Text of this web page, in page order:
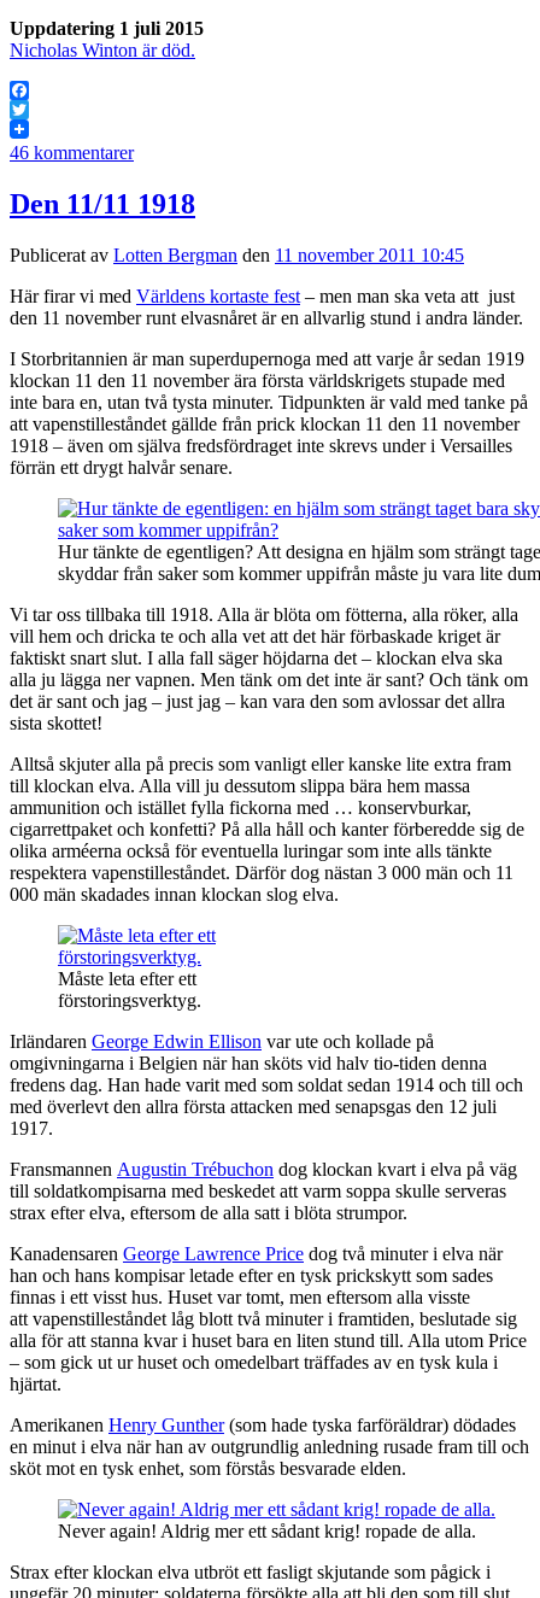
Uppdatering 1 juli 2015
Nicholas Winton är död.
Facebook
Twitter
46 kommentarer
Den 11/11 1918
Publicerat av Lotten Bergman den 11 november 2011 10:45
Här firar vi med Världens kortaste fest – men man ska veta att just
den 11 november runt elvasnåret är en allvarlig stund i andra länder.
I Storbritannien är man superdupernoga med att varje år sedan 1919
klockan 11 den 11 november ära första världskrigets stupade med
inte bara en, utan två tysta minuter. Tidpunkten är vald med tanke på
att vapenstilleståndet gällde från prick klockan 11 den 11 november
1918 – även om själva fredsfördraget inte skrevs under i Versailles
förrän ett drygt halvår senare.
Hur tänkte de egentligen? Att designa en hjälm som strängt
skyddar från saker som kommer uppifrån måste ju vara lite
Vi tar oss tillbaka till 1918. Alla är blöta om fötterna, alla röker, alla
vill hem och dricka te och alla vet att det här förbaskade kriget är
faktiskt snart slut. I alla fall säger höjdarna det – klockan elva ska
alla ju lägga ner vapnen. Men tänk om det inte är sant? Och tänk om
det är sant och jag – just jag – kan vara den som avlossar det allra
sista skottet!
Alltså skjuter alla på precis som vanligt eller kanske lite extra fram
till klockan elva. Alla vill ju dessutom slippa bära hem massa
ammunition och istället fylla fickorna med … konservburkar,
cigarrettpaket och konfetti? På alla håll och kanter förberedde sig de
olika arméerna också för eventuella luringar som inte alls tänkte
respektera vapenstilleståndet. Därför dog nästan 3 000 män och 11
000 män skadades innan klockan slog elva.
Måste leta efter ett
förstoringsverktyg.
Irländaren George Edwin Ellison var ute och kollade på
omgivningarna i Belgien när han sköts vid halv tio-tiden denna
fredens dag. Han hade varit med som soldat sedan 1914 och till och
med överlevt den allra första attacken med senapsgas den 12 juli
1917.
Fransmannen Augustin Trébuchon dog klockan kvart i elva på väg
till soldatkompisarna med beskedet att varm soppa skulle serveras
strax efter elva, eftersom de alla satt i blöta strumpor.
Kanadensaren George Lawrence Price dog två minuter i elva när
han och hans kompisar letade efter en tysk prickskytt som sades
finnas i ett visst hus. Huset var tomt, men eftersom alla visste
att vapenstilleståndet låg blott två minuter i framtiden, beslutade sig
alla för att stanna kvar i huset bara en liten stund till. Alla utom Price
– som gick ut ur huset och omedelbart träffades av en tysk kula i
hjärtat.
Amerikanen Henry Gunther(som hade tyska farföräldrar) dödades
en minut i elva när han av outgrundlig anledning rusade fram till och
sköt mot en tysk enhet, som förstås besvarade elden.
Never again! Aldrig mer ett sådant krig! ropade de alla.
Strax efter klockan elva utbröt ett fasligt skjutande som pågick i